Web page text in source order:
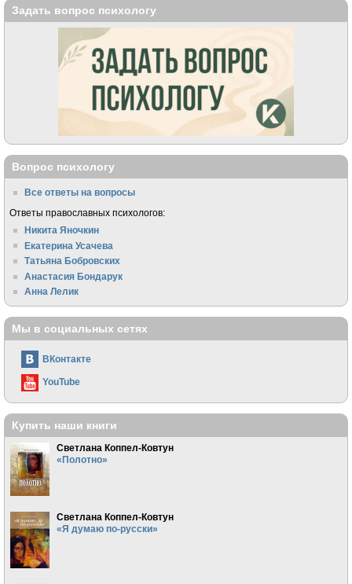
Задать вопрос психологу
Вопрос психологу
Все ответы на вопросы
Ответы православных психологов:
Никита Яночкин
Екатерина Усачева
Татьяна Бобровских
Анастасия Бондарук
Анна Лелик
Мы в социальных сетях
ВКонтакте
YouTube
Купить наши книги
Светлана Коппел-Ковтун
«Полотно»
Светлана Коппел-Ковтун
«Я думаю по-русски»